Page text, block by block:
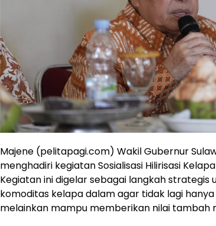
Majene (pelitapagi.com) Wakil Gubernur
menghadiri kegiatan Sosialisasi Hilirisasi
Kegiatan ini digelar sebagai langkah
komoditas kelapa dalam agar tidak lagi
melainkan mampu memberikan nilai tambah